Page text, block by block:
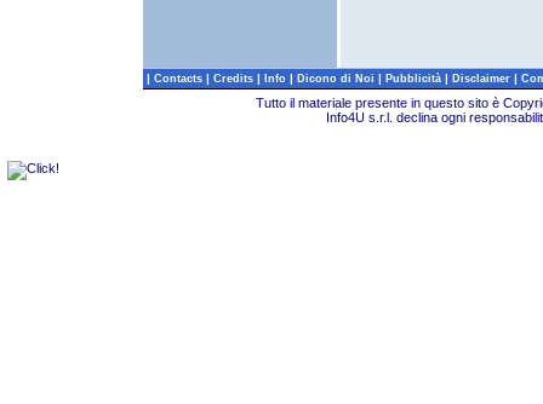
| Contacts | Credits | Info | Dicono di Noi | Pubblicità | Disclaimer |
Tutto il materiale presente in questo sito è
Info4U s.r.l. declina ogni